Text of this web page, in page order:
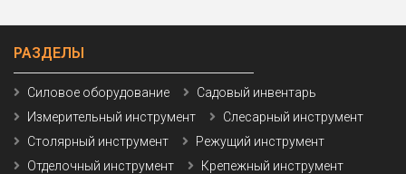
РАЗДЕЛЫ
Силовое оборудование
Садовый инвентарь
Измерительный инструмент
Слесарный инструмент
Столярный инструмент
Режущий инструмент
Отделочный инструмент
Крепежный инструмент